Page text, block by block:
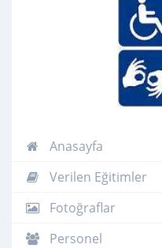
Anasayfa
Verilen Eğitimler
Fotoğraflar
Personel